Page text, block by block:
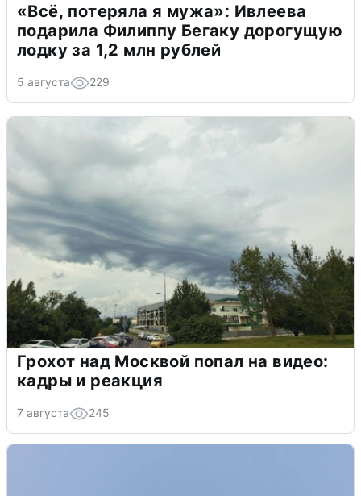
«Всё, потеряла я мужа»: Ивлеева
подарила Филиппу Бегаку дорогущую
лодку за 1,2 млн рублей
5 августа 229
Грохот над Москвой попал на видео:
кадры и реакция
7 августа 245